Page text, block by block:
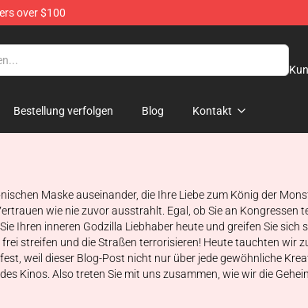
over $100
Bestellung verfolgen Blog Kontakt
Maske auseinander, die Ihre Liebe zum König der
wie nie zuvor ausstrahlt. Egal, ob Sie an Kongressen
Ihren inneren Godzilla Liebhaber heute und greifen Sie sich
streifen und die Straßen terrorisieren! Heute tauchten wir
weil dieser Blog-Post nicht nur über jede gewöhnliche
Kinos. Also treten Sie mit uns zusammen, wie wir die